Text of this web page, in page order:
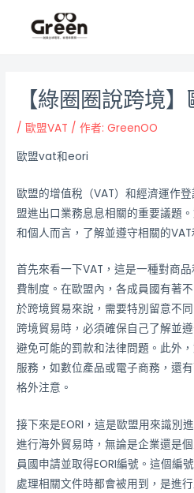
【綠圈圈說跨境
/歐盟VAT / 作者:GreenOO
歐盟vat和eori
歐盟的增值稅（VAT）和經濟運作
盟進出口業務息息相關的重要議題
和個人而言，了解並遵守相關的VAT
首先來看一下VAT，這是一種對商
費制度。在歐盟內，各成員國有著
於跨境貿易來說，需要特別留意不
跨境貿易時，必須確保自己了解並
避免可能的罰款和法律問題。此外
服務，如數位產品或電子商務，還
格外注意。
接下來是EORI，這是歐盟用來識別
進行海外貿易時，無論是企業還是
員國申請並取得EORI編號。這個編
處理相關文件時都會被用到，是進